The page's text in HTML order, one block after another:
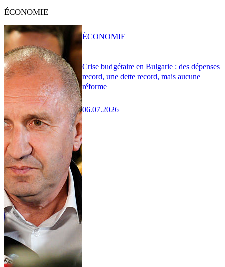
ÉCONOMIE
Crise budgétaire en Bulgarie : des dépenses
record, une dette record, mais aucune
réforme
06.07.2026
ÉCONOMIE